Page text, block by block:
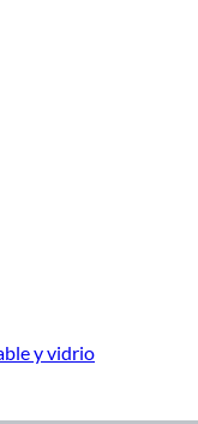
y vidrio